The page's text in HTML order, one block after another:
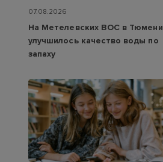
07.08.2026
На Метелевских ВОС в Тюмени
улучшилось качество воды по
запаху